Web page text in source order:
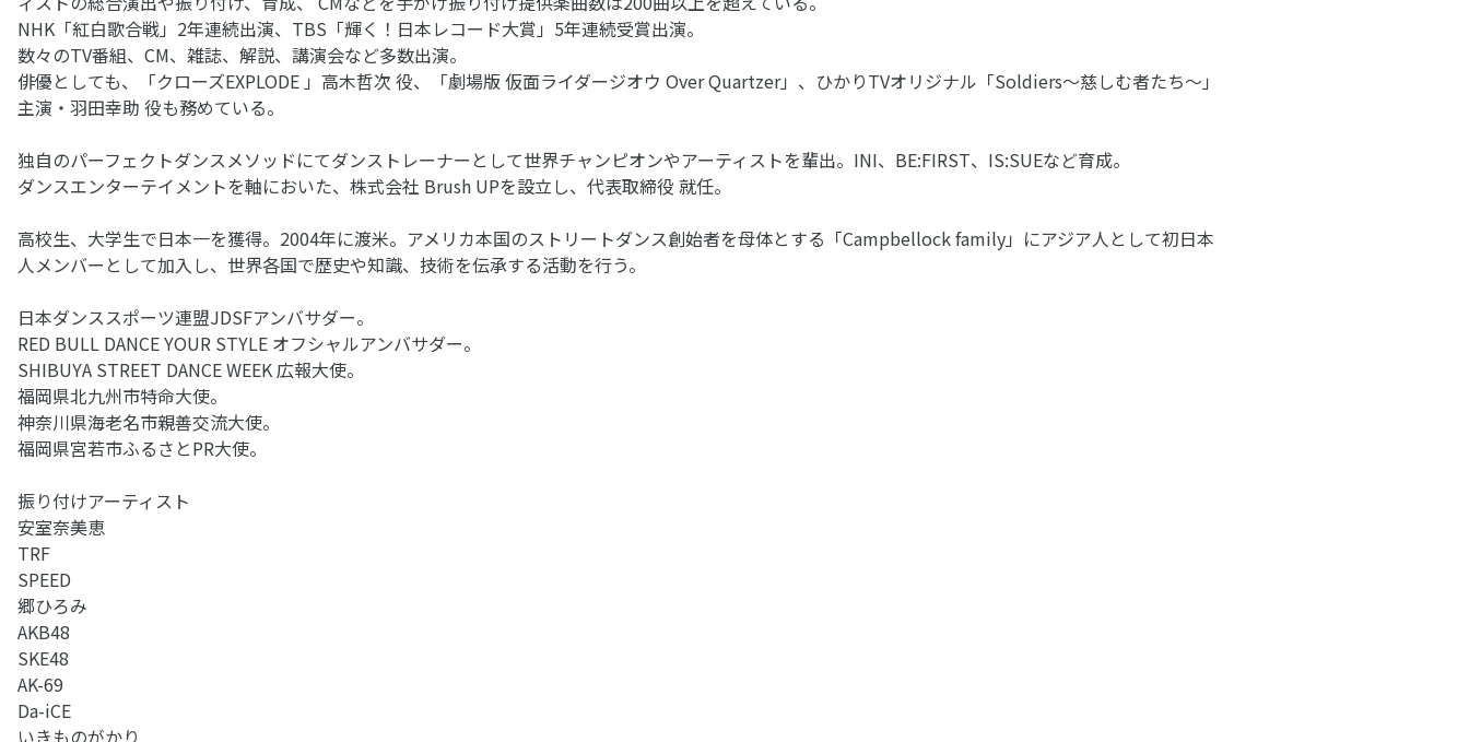
NHK「紅白歌合戦」2年連続出演、TBS「輝く！日本レコード大賞」5年連続受賞出演。
数々のTV番組、CM、雑誌、解説、講演会など多数出演。
俳優としても、「クローズEXPLODE 」高木哲次 役、「劇場版 仮面ライダージオウ Over Quartzer」、ひかりTVオリジナル「Soldiers〜慈しむ者たち〜」
主演・羽田幸助 役も務めている。
独自のパーフェクトダンスメソッドにてダンストレーナーとして世界チャンピオンやアーティストを輩出。INI、BE:FIRST、IS:SUEなど育成。
ダンスエンターテイメントを軸においた、株式会社 Brush UPを設立し、代表取締役 就任。
高校生、大学生で日本一を獲得。2004年に渡米。アメリカ本国のストリートダンス創始者を母体とする「Campbellock family」にアジア人として初日本
人メンバーとして加入し、世界各国で歴史や知識、技術を伝承する活動を行う。
日本ダンススポーツ連盟JDSFアンバサダー。
RED BULL DANCE YOUR STYLE オフシャルアンバサダー。
SHIBUYA STREET DANCE WEEK 広報大使。
福岡県北九州市特命大使。
神奈川県海老名市親善交流大使。
福岡県宮若市ふるさとPR大使。
振り付けアーティスト
安室奈美恵
TRF
SPEED
郷ひろみ
AKB48
SKE48
AK-69
Da-iCE
いきものがかり